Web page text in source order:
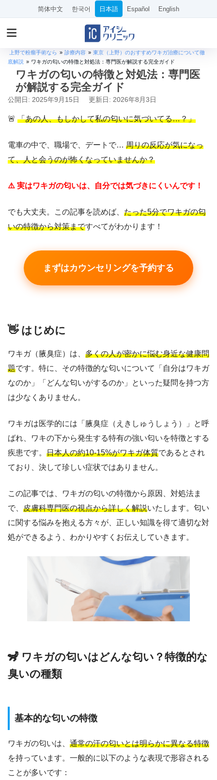
简体中文 한국어 日本語 Español English
上野で粉瘤手術なら » 診療内容 » 東京（上野）のおすすめワキガ治療について徹
底解説 » ワキガの匂いの特徴と対処法：専門医が解説する完全ガイド
ワキガの匂いの特徴と対処法：専門医
が解説する完全ガイド
公開日: 2025年9月15日 更新日: 2026年8月3日
🚨 「あの人、もしかして私の匂いに気づいてる…？」
電車の中で、職場で、デートで… 周りの反応が気になっ
て、人と会うのが怖くなっていませんか？
⚠️ 実はワキガの匂いは、自分では気づきにくいんです！
でも大丈夫。この記事を読めば、 たった5分でワキガの匂
いの特徴から対策まですべてがわかります！
まずはカウンセリングを予約する
👋 はじめに
ワキガ（腋臭症）は、 多くの人が密かに悩む身近な健康問
題です。特に、その特徴的な匂いについて「自分はワキガ
なのか」「どんな匂いがするのか」といった疑問を持つ方
は少なくありません。
ワキガは医学的には「腋臭症（えきしゅうしょう）」と呼
ばれ、ワキの下から発生する特有の強い匂いを特徴とする
疾患です。 日本人の約10-15%がワキガ体質であるとされ
ており、決して珍しい症状ではありません。
この記事では、ワキガの匂いの特徴から原因、対処法ま
で、 皮膚科専門医の視点から詳しく解説いたします。匂い
に関する悩みを抱える方々が、正しい知識を得て適切な対
処ができるよう、わかりやすくお伝えしていきます。
🦨 ワキガの匂いはどんな匂い？特徴的な
臭いの種類
基本的な匂いの特徴
ワキガの匂いは、 通常の汗の匂いとは明らかに異なる特徴
を持っています。一般的に以下のような表現で形容される
ことが多いです：